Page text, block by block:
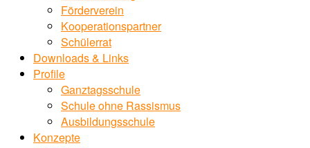
Förderverein
Kooperationspartner
Schülerrat
Downloads & Links
Profile
Ganztagsschule
Schule ohne Rassismus
Ausbildungsschule
Konzepte